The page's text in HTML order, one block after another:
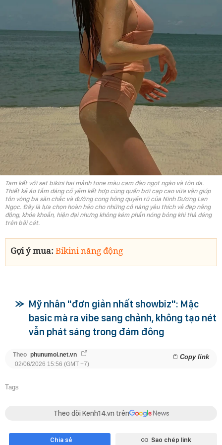
Tạm kết với set bikini hai mảnh tone màu cam đào ngọt ngào và tôn da.
Thiết kế áo tắm dáng cổ yếm kết hợp cùng quần bơi cạp cao vừa vặn giúp
tôn vòng ba săn chắc và đường cong hông quyến rũ của Ninh Dương Lan
Ngọc. Đây là lựa chọn hoàn hảo cho những cô nàng yêu thích vẻ đẹp năng
động, khỏe khoắn, hiện đại nhưng không kém phần nóng bỏng khi thả dáng
trên bãi cát.
Gợi ý mua:Bikini năng động
Mỹ nhân "đơn giản nhất showbiz": Mặc
basic mà ra vibe sang chảnh, không tạo nét
vẫn phát sáng trong đám đông
Theo phunumoi.net.vn Copy link
02/06/2026 15:56 (GMT +7)
Tags
Theo dõi Kenh14.vn trên
Chia sẻ Sao chép link